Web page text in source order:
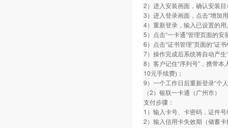
2）进入安装画面，确认安装目
3）进入登录画面，点击“增加
4）重新登录，输入已设置的
5）点击“一卡通”管理页面的安
6）点击“证书管理”页面的“证
7）操作完成后系统将自动产生
8）客户记住“序列号”，携带
10元手续费)；
9）一个工作日后重新登录“个
（2）银联一卡通（广州市）
支付步骤：
1）输入卡号、卡密码，证件
2）输入信用卡失效期（储蓄